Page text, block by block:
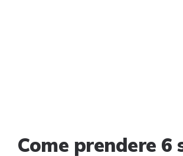
Come prendere 6